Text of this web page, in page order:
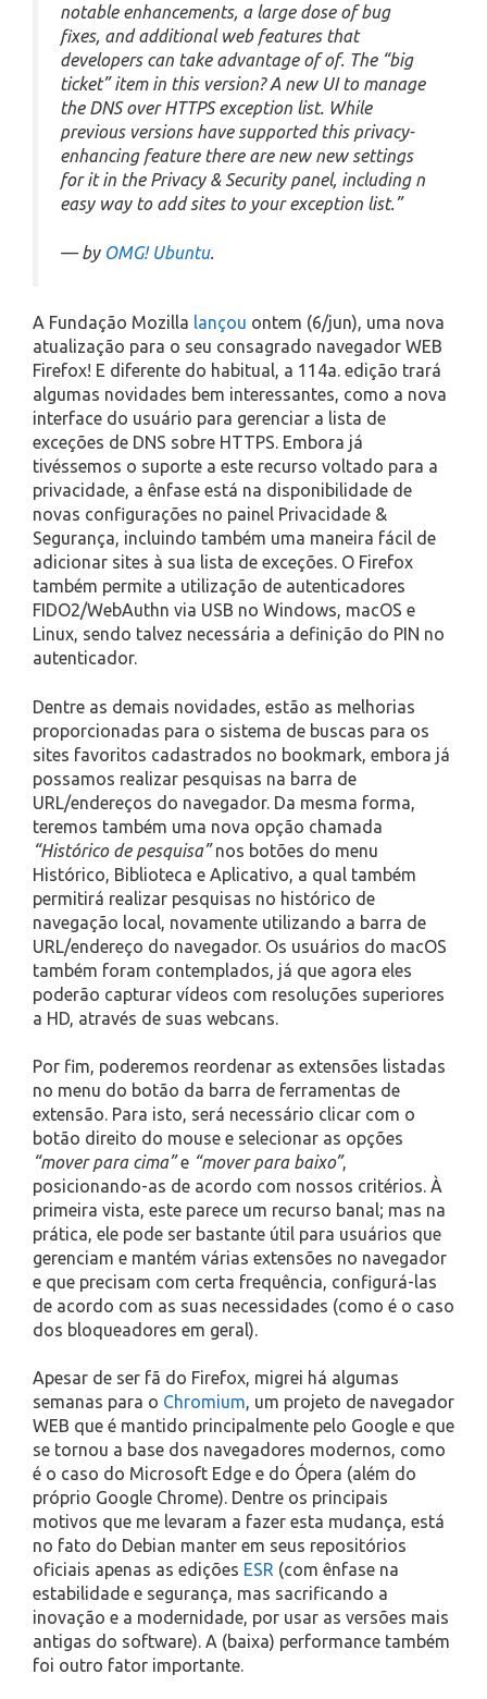
notable enhancements, a large dose of bug
fixes, and additional web features that
developers can take advantage of of. The “big
ticket” item in this version? A new UI to manage
the DNS over HTTPS exception list. While
previous versions have supported this privacy-
enhancing feature there are new new settings
for it in the Privacy & Security panel, including n
easy way to add sites to your exception list.”
— by OMG! Ubuntu.
A Fundação Mozilla lançou ontem (6/jun), uma nova
atualização para o seu consagrado navegador WEB
Firefox! E diferente do habitual, a 114a. edição trará
algumas novidades bem interessantes, como a nova
interface do usuário para gerenciar a lista de
exceções de DNS sobre HTTPS. Embora já
tivéssemos o suporte a este recurso voltado para a
privacidade, a ênfase está na disponibilidade de
novas configurações no painel Privacidade &
Segurança, incluindo também uma maneira fácil de
adicionar sites à sua lista de exceções. O Firefox
também permite a utilização de autenticadores
FIDO2/WebAuthn via USB no Windows, macOS e
Linux, sendo talvez necessária a definição do PIN no
autenticador.
Dentre as demais novidades, estão as melhorias
proporcionadas para o sistema de buscas para os
sites favoritos cadastrados no bookmark, embora já
possamos realizar pesquisas na barra de
URL/endereços do navegador. Da mesma forma,
teremos também uma nova opção chamada
“Histórico de pesquisa”nos botões do menu
Histórico, Biblioteca e Aplicativo, a qual também
permitirá realizar pesquisas no histórico de
navegação local, novamente utilizando a barra de
URL/endereço do navegador. Os usuários do macOS
também foram contemplados, já que agora eles
poderão capturar vídeos com resoluções superiores
a HD, através de suas webcans.
Por fim, poderemos reordenar as extensões listadas
no menu do botão da barra de ferramentas de
extensão. Para isto, será necessário clicar com o
botão direito do mouse e selecionar as opções
“mover para cima”e “mover para baixo”,
posicionando-as de acordo com nossos critérios. À
primeira vista, este parece um recurso banal; mas na
prática, ele pode ser bastante útil para usuários que
gerenciam e mantém várias extensões no navegador
e que precisam com certa frequência, configurá-las
de acordo com as suas necessidades (como é o caso
dos bloqueadores em geral).
Apesar de ser fã do Firefox, migrei há algumas
semanas para o Chromium, um projeto de navegador
WEB que é mantido principalmente pelo Google e que
se tornou a base dos navegadores modernos, como
é o caso do Microsoft Edge e do Ópera (além do
próprio Google Chrome). Dentre os principais
motivos que me levaram a fazer esta mudança, está
no fato do Debian manter em seus repositórios
oficiais apenas as edições ESR (com ênfase na
estabilidade e segurança, mas sacrificando a
inovação e a modernidade, por usar as versões mais
antigas do software). A (baixa) performance também
foi outro fator importante.